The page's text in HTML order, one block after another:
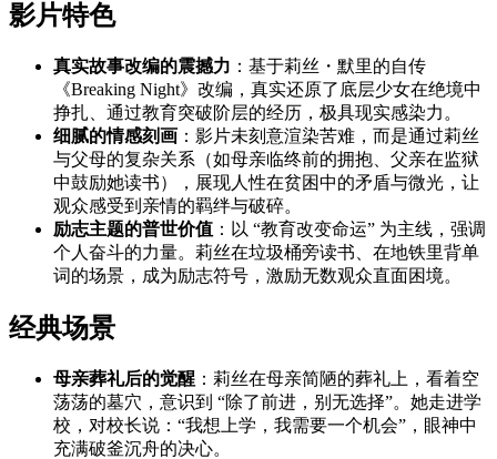
影片特色
真实故事改编的震撼力 ：基于莉丝・默里的自传
《Breaking Night》改编，真实还原了底层少女在绝境中
挣扎、通过教育突破阶层的经历，极具现实感染力。
细腻的情感刻画 ：影片未刻意渲染苦难，而是通过莉丝
与父母的复杂关系（如母亲临终前的拥抱、父亲在监狱
中鼓励她读书），展现人性在贫困中的矛盾与微光，让
观众感受到亲情的羁绊与破碎。
励志主题的普世价值 ：以 “教育改变命运” 为主线，强调
个人奋斗的力量。莉丝在垃圾桶旁读书、在地铁里背单
词的场景，成为励志符号，激励无数观众直面困境。
经典场景
母亲葬礼后的觉醒 ：莉丝在母亲简陋的葬礼上，看着空
荡荡的墓穴，意识到 “除了前进，别无选择”。她走进学
校，对校长说：“我想上学，我需要一个机会”，眼神中
充满破釜沉舟的决心。